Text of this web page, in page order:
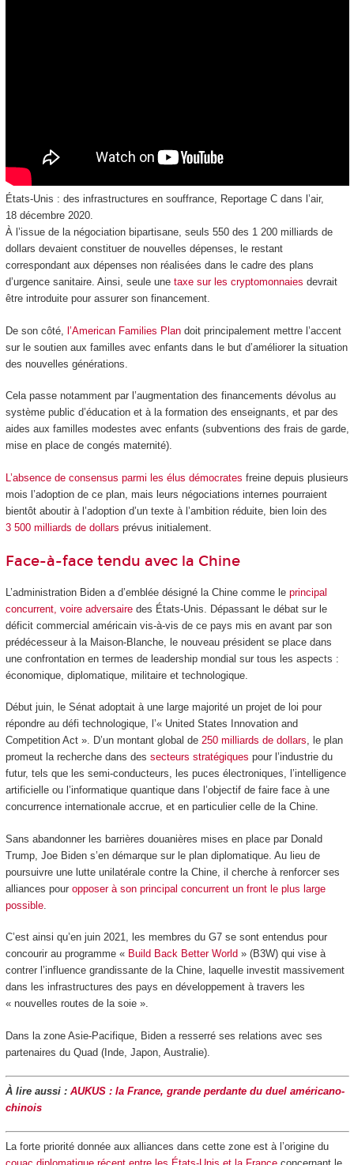
États-Unis : des infrastructures en souffrance, Reportage C dans l’air,
18 décembre 2020.
À l’issue de la négociation bipartisane, seuls 550 des 1 200 milliards de
dollars devaient constituer de nouvelles dépenses, le restant
correspondant aux dépenses non réalisées dans le cadre des plans
d’urgence sanitaire. Ainsi, seule une taxe sur les cryptomonnaies devrait
être introduite pour assurer son financement.
De son côté, l’American Families Plandoit principalement mettre l’accent
sur le soutien aux familles avec enfants dans le but d’améliorer la situation
des nouvelles générations.
Cela passe notamment par l’augmentation des financements dévolus au
système public d’éducation et à la formation des enseignants, et par des
aides aux familles modestes avec enfants (subventions des frais de garde,
mise en place de congés maternité).
L’absence de consensus parmi les élus démocrates freine depuis plusieurs
mois l’adoption de ce plan, mais leurs négociations internes pourraient
bientôt aboutir à l’adoption d’un texte à l’ambition réduite, bien loin des
3 500 milliards de dollars prévus initialement.
Face-à-face tendu avec la Chine
L’administration Biden a d’emblée désigné la Chine comme le principal
concurrent, voire adversairedes États-Unis. Dépassant le débat sur le
déficit commercial américain vis-à-vis de ce pays mis en avant par son
prédécesseur à la Maison-Blanche, le nouveau président se place dans
une confrontation en termes de leadership mondial sur tous les aspects :
économique, diplomatique, militaire et technologique.
Début juin, le Sénat adoptait à une large majorité un projet de loi pour
répondre au défi technologique, l’« United States Innovation and
Competition Act ». D’un montant global de 250 milliards de dollars, le plan
promeut la recherche dans des secteurs stratégiques pour l’industrie du
futur, tels que les semi-conducteurs, les puces électroniques, l’intelligence
artificielle ou l’informatique quantique dans l’objectif de faire face à une
concurrence internationale accrue, et en particulier celle de la Chine.
Sans abandonner les barrières douanières mises en place par Donald
Trump, Joe Biden s’en démarque sur le plan diplomatique. Au lieu de
poursuivre une lutte unilatérale contre la Chine, il cherche à renforcer ses
alliances pour opposer à son principal concurrent un front le plus large
possible.
C’est ainsi qu’en juin 2021, les membres du G7 se sont entendus pour
concourir au programme « Build Back Better World » (B3W) qui vise à
contrer l’influence grandissante de la Chine, laquelle investit massivement
dans les infrastructures des pays en développement à travers les
« nouvelles routes de la soie ».
Dans la zone Asie-Pacifique, Biden a resserré ses relations avec ses
partenaires du Quad (Inde, Japon, Australie).
À lire aussi : AUKUS : la France, grande perdante du duel américano-
chinois
La forte priorité donnée aux alliances dans cette zone est à l’origine du